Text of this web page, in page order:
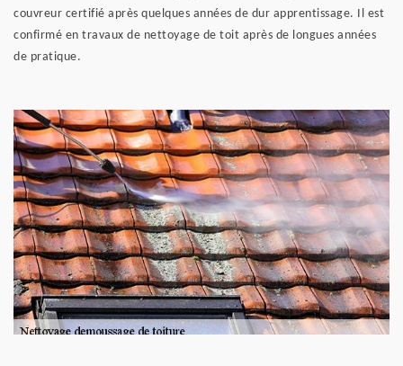
couvreur certifié après quelques années de dur apprentissage. Il est
confirmé en travaux de nettoyage de toit après de longues années
de pratique.